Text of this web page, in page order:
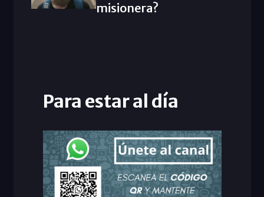
misionera?
Para estar al día